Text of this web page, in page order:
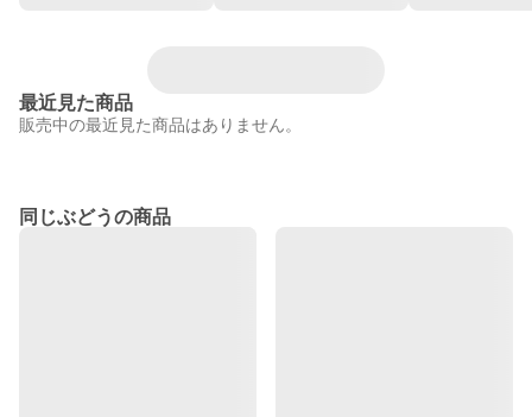
最近見た商品
販売中の最近見た商品はありません。
同じぶどうの商品